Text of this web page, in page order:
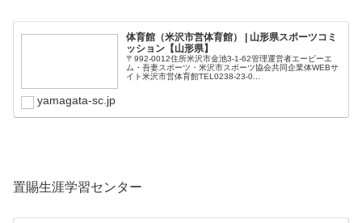
体育館（米沢市営体育館） | 山形県スポーツコミ
ッション【山形県】
〒992-0012住所米沢市金池3-1-62管理運営者エービーエ
ム・吾妻スポーツ・米沢市スポーツ協会共同企業体WEBサ
イト米沢市営体育館TEL0238-23-0...
yamagata-sc.jp
置賜生涯学習センター